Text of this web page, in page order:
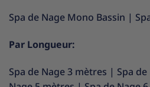
Spa de Nage Mono Bassin |
Par Longueur:
Spa de Nage 3 mètres | Spa